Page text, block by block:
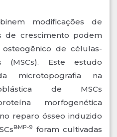
modificações de
de crescimento podem
de células-
(MSCs). Este estudo
microtopografia na
de MSCs
morfogenética
reparo ósseo induzido
BMP-9 foram cultivadas